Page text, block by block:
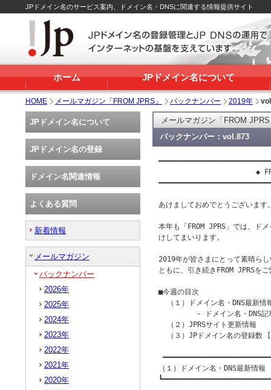
JPドメイン名のサービス案内、ドメイン名・DNSに関連する情報提供サイト
ホーム JPドメイン名について
HOME メールマガジン「FROM JPRS」 バックナンバー 2019年
メールマガジン「FROM
バックナンバー：vol.873
◆
あけましておめでとうございます
本年も「FROM JPRS」では、ド
けしてまいります。
2019年が皆さまにとって素晴ら
ともに、引き続きFROM JPRSを
■今週の目次
（１）ドメイン名・DNS最新情
- ドメイン名・DNS記
  （２）JPRSサイト更新情報
（３）JPドメイン名の登録数
（１）ドメイン名・DNS最新情報
JPドメイン名について
JPドメイン名の登録
ドメイン名関連情報
よくある質問
新着情報
メールマガジン
バックナンバー
2026年
2025年
2024年
2023年
2022年
2021年
2020年